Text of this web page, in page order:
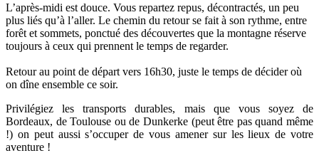
L’après-midi est douce. Vous repartez repus, décontractés, un peu
plus liés qu’à l’aller. Le chemin du retour se fait à son rythme, entre
forêt et sommets, ponctué des découvertes que la montagne réserve
toujours à ceux qui prennent le temps de regarder.
Retour au point de départ vers 16h30, juste le temps de décider où
on dîne ensemble ce soir.
Privilégiez les transports durables, mais que vous soyez de
Bordeaux, de Toulouse ou de Dunkerke (peut être pas quand même
!) on peut aussi s’occuper de vous amener sur les lieux de votre
aventure !